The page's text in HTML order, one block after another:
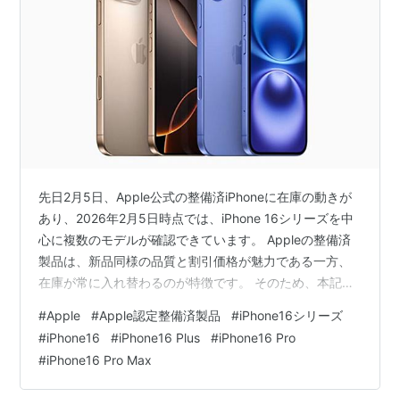
先日2月5日、Apple公式の整備済iPhoneに在庫の動きが
あり、2026年2月5日時点では、iPhone 16シリーズを中
心に複数のモデルが確認できています。 Appleの整備済
製品は、新品同様の品質と割引価格が魅力である一方、
在庫が常に入れ替わるのが特徴です。 そのため、本記事
は、すでに売り切れている可能性があります。 そこで本
記事では、2026年2月6日 0:30時点で確認できたApple
公式の整備済iPhone（iPhone 16シリーズ）について、機
種・容量・価格を整理してまとめます。 購入を検討する
#Apple #Apple認定整備済製品 #iPhone16シリーズ
#iPhone16 #iPhone16 Plus #iPhone16 Pro
#iPhone16 Pro Max